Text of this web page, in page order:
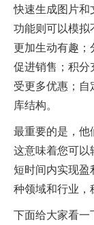
快速生成图片
功能则可以模
更加生动有趣
促进销售；积
受更多优惠；
库结构。
最重要的是，他
这意味着您可
短时间内实现
种领域和行业，
下面给大家看